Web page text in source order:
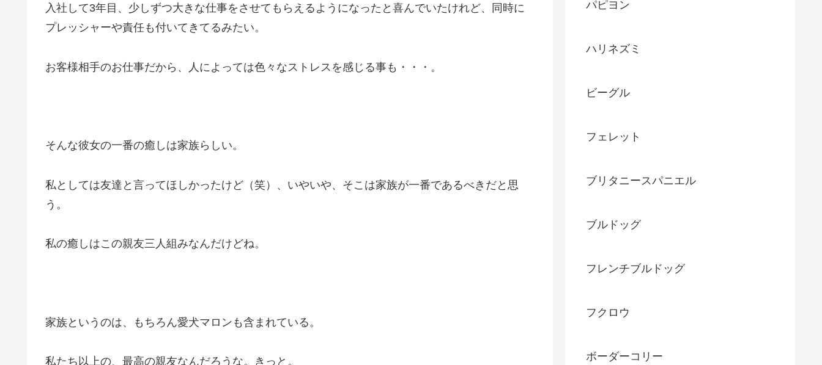
入社して3年目、少しずつ大きな仕事をさせてもらえるようになったと喜んでいたけれど、同時に
プレッシャーや責任も付いてきてるみたい。
お客様相手のお仕事だから、人によっては色々なストレスを感じる事も・・・。
そんな彼女の一番の癒しは家族らしい。
私としては友達と言ってほしかったけど（笑）、いやいや、そこは家族が一番であるべきだと思
う。
私の癒しはこの親友三人組みなんだけどね。
家族というのは、もちろん愛犬マロンも含まれている。
私たち以上の、最高の親友なんだろうな。きっと。
パピヨン
ハリネズミ
ビーグル
フェレット
ブリタニースパニエル
ブルドッグ
フレンチブルドッグ
フクロウ
ボーダーコリー